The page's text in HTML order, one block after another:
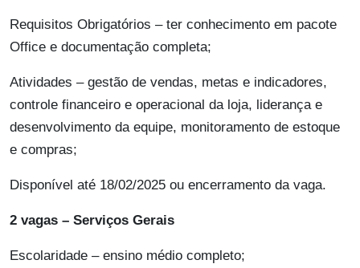
Requisitos Obrigatórios – ter conhecimento em pacote
Office e documentação completa;
Atividades – gestão de vendas, metas e indicadores,
controle financeiro e operacional da loja, liderança e
desenvolvimento da equipe, monitoramento de estoque
e compras;
Disponível até 18/02/2025 ou encerramento da vaga.
2 vagas – Serviços Gerais
Escolaridade – ensino médio completo;